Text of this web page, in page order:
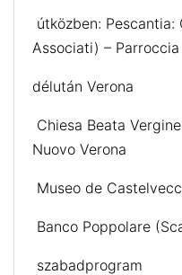
útközben: Pescantia:
Associati) –
délután Verona
Chiesa Beata
Nuovo Verona
Museo de
Banco Poppolare
szabadprogram